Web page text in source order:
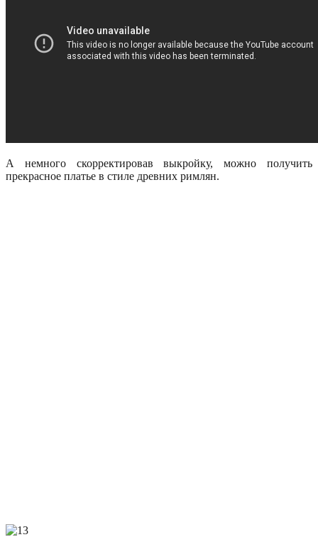
А немного скорректировав выкройку, можно получить
прекрасное платье в стиле древних римлян.